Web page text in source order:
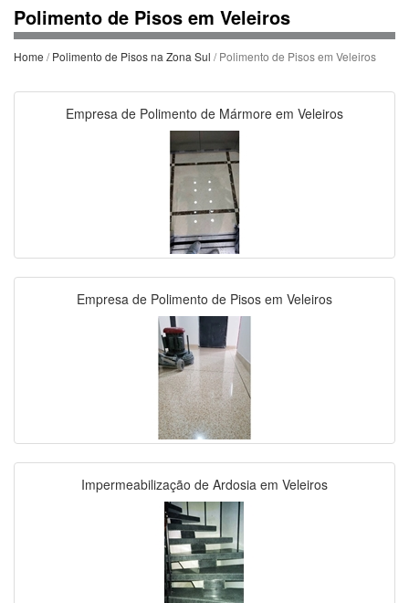
Polimento de Pisos em Veleiros
Home /Polimento de Pisos na Zona Sul / Polimento de Pisos em Veleiros
Empresa de Polimento de Mármore em Veleiros
Empresa de Polimento de Pisos em Veleiros
Impermeabilização de Ardosia em Veleiros